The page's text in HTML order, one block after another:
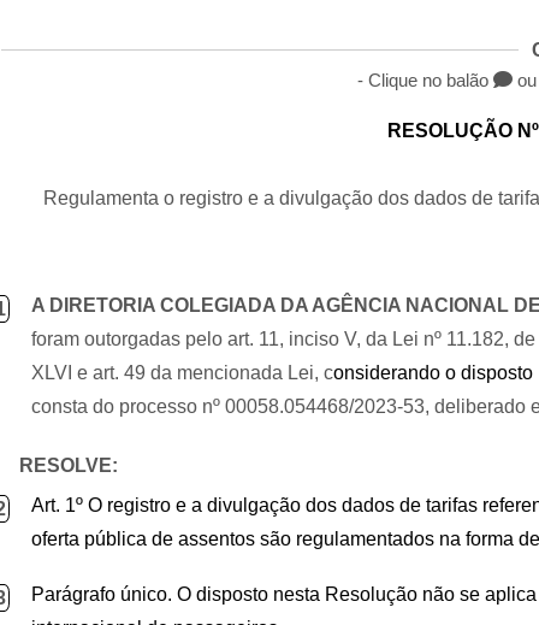
- Clique no balão
RESOLUÇÃO
Regulamenta o registro e a divulgação dos dados de
A DIRETORIA COLEGIADA DA AGÊNCIA NACIONAL
foram outorgadas pelo art. 11, inciso V, da Lei nº 11.182,
XLVI e art. 49 da mencionada Lei, considerando o
consta do processo nº 00058.054468/2023-53,
RESOLVE:
Art. 1º O registro e a divulgação dos dados de tarifas
oferta pública de assentos são regulamentados na forma
Parágrafo único. O disposto nesta Resolução não se